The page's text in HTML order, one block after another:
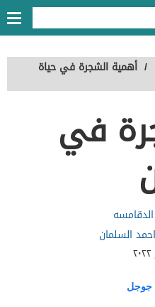
/ أهمية الشجرة في حياة
في
احمد السلمان